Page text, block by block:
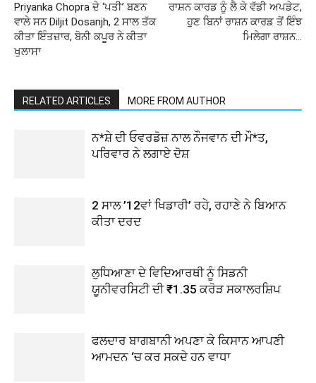
Priyanka Chopra ਦੇ ‘ਪਤੀ’ ਬਣਨ
ਵਾਲੇ ਸਨ Diljit Dosanjh, 2 ਸਾਲ ਤੱਕ
ਕੀਤਾ ਇੰਤਜ਼ਾਰ, ਬੋਨੀ ਕਪੂਰ ਨੇ ਕੀਤਾ
ਖੁਲਾਸਾ
ਰਾਸ਼ਨ ਕਾਰਡ ਨੂੰ ਲੈ ਕੇ ਵੱਡੀ ਅਪਡੇਟ,
ਹੁਣ ਬਿਨਾਂ ਰਾਸ਼ਨ ਕਾਰਡ ਤੋਂ ਇੰਝ
ਮਿਲੇਗਾ ਰਾਸ਼ਨ…
RELATED ARTICLES MORE FROM AUTHOR
ਨ*ਸ਼ੇ ਦੀ ਓਵਰਡੋਜ਼ ਨਾਲ ਨੌਜਵਾਨ ਦੀ ਮੌ*ਤ,
ਪਰਿਵਾਰ ਨੇ ਲਗਾਏ ਦੋਸ਼
2 ਸਾਲ ’12ਵਾਂ ਖਿਡਾਰੀ’ ਰਹੇ, ਰਹਾਣੇ ਨੇ ਬਿਆਨ
ਕੀਤਾ ਦਰਦ
ਲੁਧਿਆਣਾ ਦੇ ਵਿਦਿਆਰਥੀ ਨੂੰ ਸਿਡਨੀ
ਯੂਨੀਵਰਸਿਟੀ ਦੀ ₹1.35 ਕਰੋੜ ਸਕਾਲਰਸ਼ਿਪ
ਫਲਦਾਰ ਬਾਗਬਾਨੀ ਅਪਣਾ ਕੇ ਕਿਸਾਨ ਆਪਣੀ
ਆਮਦਨ ‘ਚ ਕਰ ਸਕਦੇ ਹਨ ਵਾਧਾ